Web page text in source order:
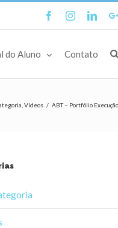
FacebookInstagram
do Aluno Contato
Vídeos / ABT – Portfólio Execução